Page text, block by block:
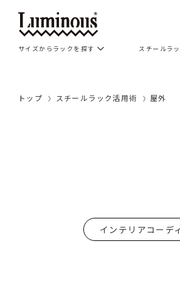
サイズからラックを探す スチールラ
トップ スチールラック活用術 屋外
インテリアコーデ